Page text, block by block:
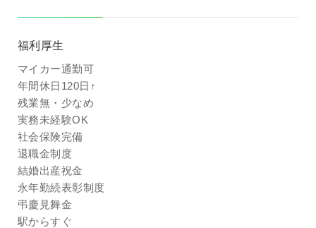
福利厚生
マイカー通勤可
年間休日120日↑
残業無・少なめ
実務未経験OK
社会保険完備
退職金制度
結婚出産祝金
永年勤続表彰制度
弔慶見舞金
駅からすぐ